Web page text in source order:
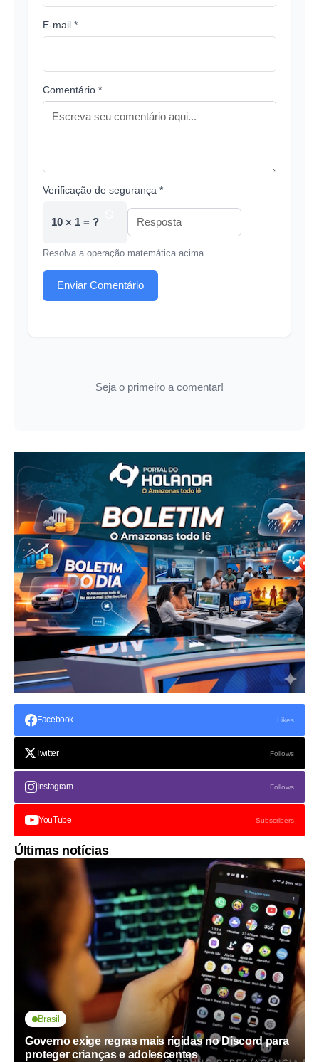
E-mail *
Comentário *
Verificação de segurança *
10 × 1 = ?
Resolva a operação matemática acima
Enviar Comentário
Seja o primeiro a comentar!
Facebook Likes
Twitter Follows
Instagram Follows
YouTube Subscribers
Últimas notícias
Brasil
Governo exige regras mais rígidas no Discord para
proteger crianças e adolescentes